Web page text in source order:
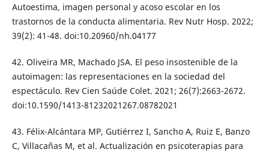
Autoestima, imagen personal y acoso escolar en los
trastornos de la conducta alimentaria. Rev Nutr Hosp. 2022;
39(2): 41-48. doi:10.20960/nh.04177
42. Oliveira MR, Machado JSA. El peso insostenible de la
autoimagen: las representaciones en la sociedad del
espectáculo. Rev Cien Saúde Colet. 2021; 26(7):2663-2672.
doi:10.1590/1413-81232021267.08782021
43. Félix-Alcántara MP, Gutiérrez I, Sancho A, Ruiz E, Banzo
C, Villacañas M, et al. Actualización en psicoterapias para